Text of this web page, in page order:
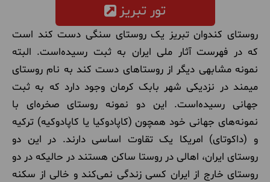
تور تبریز
روستای کندوان تبریز یک روستای سنگی دست کند است
که در فهرست آثار ملی ایران به ثبت رسیده‌است. البته
نمونه مشابهی دیگر از روستاهای دست کند به نام روستای
میمند در نزدیکی شهر بابک کرمان وجود دارد که به ثبت
جهانی رسیده‌است. این دو نمونه روستای صخره‌ای با
نمونه‌های جهانی خود همچون (کاپادوکیا یا کاپادوکیه) ترکیه
و (داکوتای) امریکا یک تقاوت اساسی دارند. در این دو
روستای ایران، اهالی در روستا ساکن هستند در حالیکه در دو
روستای خارج از ایران کسی زندگی نمی‌کند و خالی از سکنه